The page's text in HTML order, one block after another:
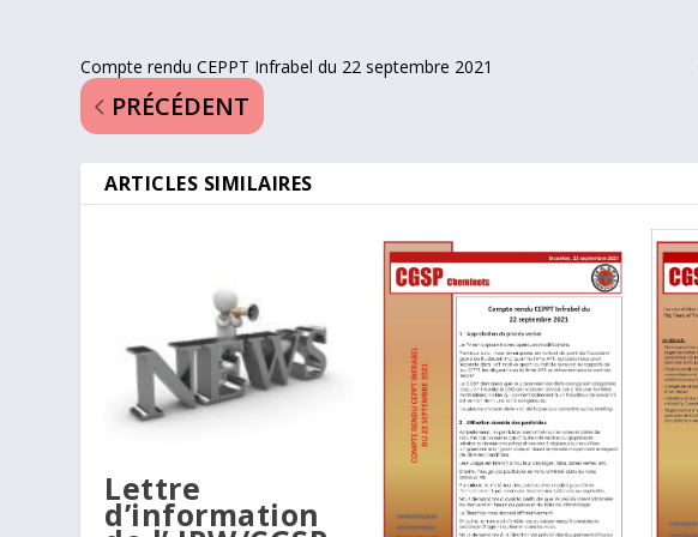
Compte rendu CEPPT Infrabel du 22 septembre 2021
PRÉCÉDENT
ARTICLES SIMILAIRES
Lettre
d’information